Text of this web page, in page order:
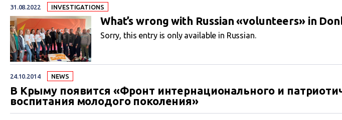
31.08.2022 INVESTIGATIONS
What’s wrong with Russian «volunteers» in
Sorry, this entry is only available in Russian.
24.10.2014 NEWS
В Крыму появится «Фронт интернационального и
воспитания молодого поколения»